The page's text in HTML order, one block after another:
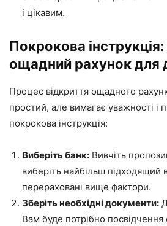
і цікавим.
Покрокова
ощадний рахунок для
Процес відкриття ощадного
простий, але вимагає уважності і
покрокова інструкція:
Виберіть банк: Вивчіть
виберіть найбільш підходящий
перераховані вище фактори.
Зберіть необхідні документи:
Вам буде потрібно посвідчення